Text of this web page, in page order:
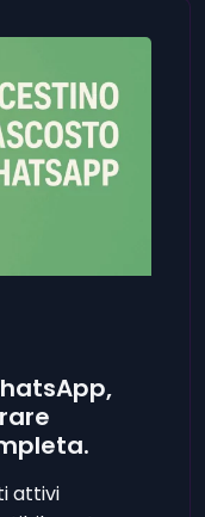
attivi